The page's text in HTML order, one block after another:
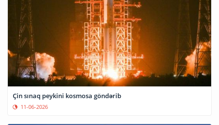
Çin sınaq peykini kosmosa göndərib
11-06-2026